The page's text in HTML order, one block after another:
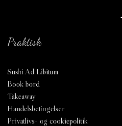
Praktisk
Sushi Ad Libitum
Book bord
Takeaway
Handelsbetingelser
Privatlivs- og cookiepolitik